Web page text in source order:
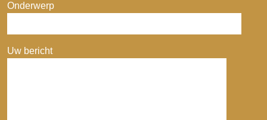
Onderwerp
Uw bericht